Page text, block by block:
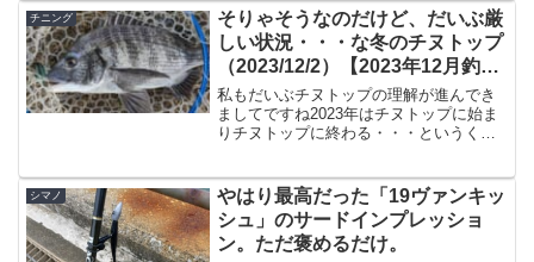
のの、背負うタイプのものは邪魔でしょ
うがない。ということで腰...
チニング
そりゃそうなのだけど、だいぶ厳
しい状況・・・な冬のチヌトップ
（2023/12/2）【2023年12月釣
果】
私もだいぶチヌトップの理解が進んでき
ましてですね2023年はチヌトップに始ま
りチヌトップに終わる・・・というくら
に比べるとだいぶ反応が薄くなってまい
りました。丁度昨年...
シマノ
やはり最高だった「19ヴァンキッ
シュ」のサードインプレッショ
ン。ただ褒めるだけ。